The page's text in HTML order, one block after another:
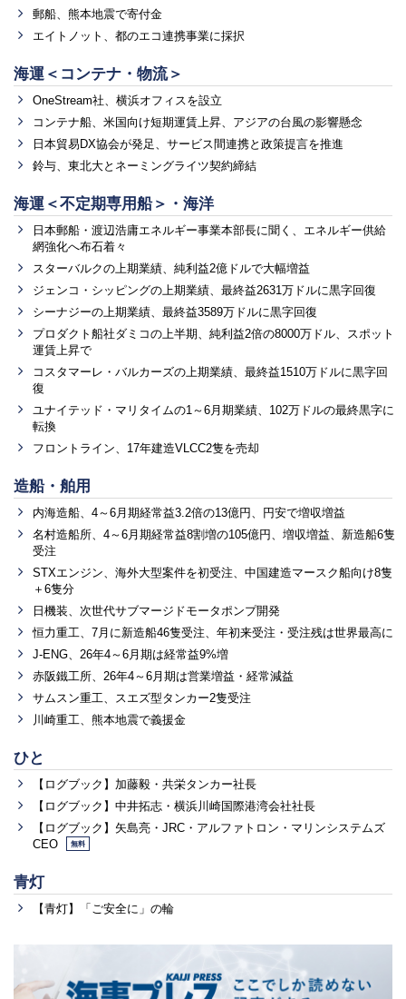
郵船、熊本地震で寄付金
エイトノット、都のエコ連携事業に採択
海運＜コンテナ・物流＞
OneStream社、横浜オフィスを設立
コンテナ船、米国向け短期運賃上昇、アジアの台風の影響懸念
日本貿易DX協会が発足、サービス間連携と政策提言を推進
鈴与、東北大とネーミングライツ契約締結
海運＜不定期専用船＞・海洋
日本郵船・渡辺浩庸エネルギー事業本部長に聞く、エネルギー供給
網強化へ布石着々
スターバルクの上期業績、純利益2億ドルで大幅増益
ジェンコ・シッピングの上期業績、最終益2631万ドルに黒字回復
シーナジーの上期業績、最終益3589万ドルに黒字回復
プロダクト船社ダミコの上半期、純利益2倍の8000万ドル、スポット
運賃上昇で
コスタマーレ・バルカーズの上期業績、最終益1510万ドルに黒字回
復
ユナイテッド・マリタイムの1～6月期業績、102万ドルの最終黒字に
転換
フロントライン、17年建造VLCC2隻を売却
造船・舶用
内海造船、4～6月期経常益3.2倍の13億円、円安で増収増益
名村造船所、4～6月期経常益8割増の105億円、増収増益、新造船6隻
受注
STXエンジン、海外大型案件を初受注、中国建造マースク船向け8隻
＋6隻分
日機装、次世代サブマージドモータポンプ開発
恒力重工、7月に新造船46隻受注、年初来受注・受注残は世界最高に
J-ENG、26年4～6月期は経常益9%増
赤阪鐵工所、26年4～6月期は営業増益・経常減益
サムスン重工、スエズ型タンカー2隻受注
川崎重工、熊本地震で義援金
ひと
【ログブック】加藤毅・共栄タンカー社長
【ログブック】中井拓志・横浜川崎国際港湾会社社長
【ログブック】矢島亮・JRC・アルファトロン・マリンシステムズ
CEO
無料
青灯
【青灯】「ご安全に」の輪